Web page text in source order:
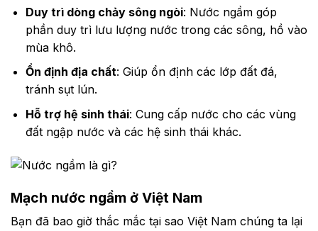
Duy trì dòng chảy sông ngòi: Nước ngầm góp
phần duy trì lưu lượng nước trong các sông, hồ vào
mùa khô.
Ổn định địa chất: Giúp ổn định các lớp đất đá,
tránh sụt lún.
Hỗ trợ hệ sinh thái: Cung cấp nước cho các vùng
đất ngập nước và các hệ sinh thái khác.
Mạch nước ngầm ở Việt Nam
Bạn đã bao giờ thắc mắc tại sao Việt Nam chúng ta lại